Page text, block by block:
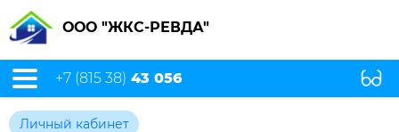
ООО "ЖКС-РЕВДА"
+7 (815 38) 43 056
Личный кабинет